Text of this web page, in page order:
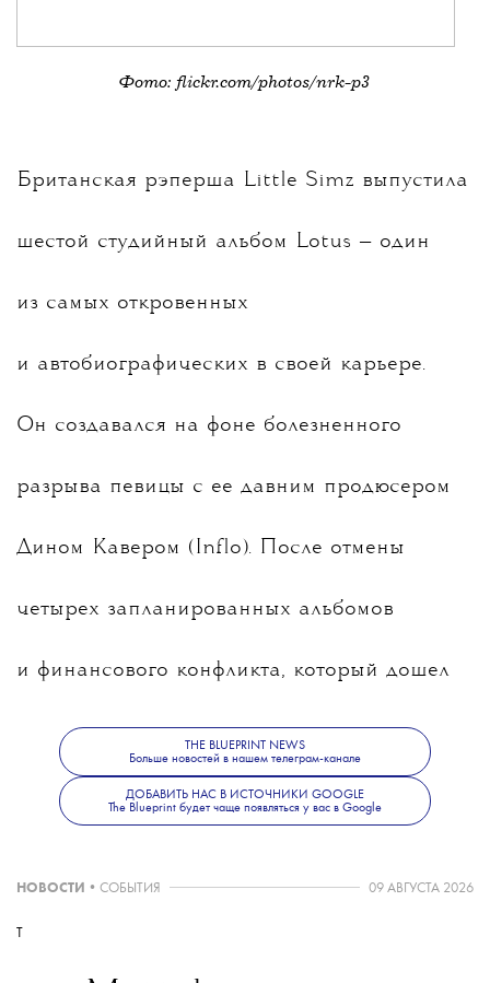
Фото: flickr.com/photos/nrk-p3
Британская рэперша Little Simz выпустила
шестой студийный альбом Lotus — один
из самых откровенных
и автобиографических в своей карьере.
Он создавался на фоне болезненного
разрыва певицы с ее давним продюсером
Дином Кавером (Inflo). После отмены
четырех запланированных альбомов
и финансового конфликта, который дошел
до суда, Little Simz всерьез задумывалась
о том, чтобы уйти из музыки, но, к счастью,
Lotus, по словам рэперши, стал для нее
THE BLUEPRINT NEWS
Больше новостей в нашем телеграм-канале
ДОБАВИТЬ НАС В ИСТОЧНИКИ GOOGLE
The Blueprint будет чаще появляться у вас в Google
НОВОСТИ • СОБЫТИЯ 09 АВГУСТА 2026
T